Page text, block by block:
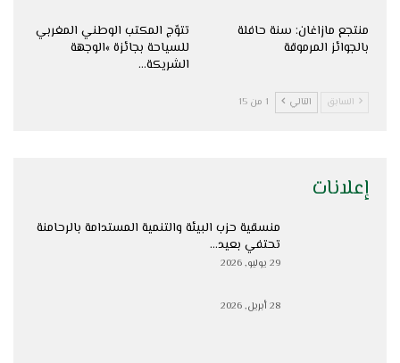
منتجع مازاغان: سنة حافلة
بالجوائز المرموقة
تتوّج المكتب الوطني المغربي
للسياحة بجائزة »الوجهة
الشريكة…
السابق التالي 1 من 15
إعلانات
منسقية حزب البيئة والتنمية المستدامة بالرحامنة
تحتفي بعيد…
29 يوليو, 2026
28 أبريل, 2026